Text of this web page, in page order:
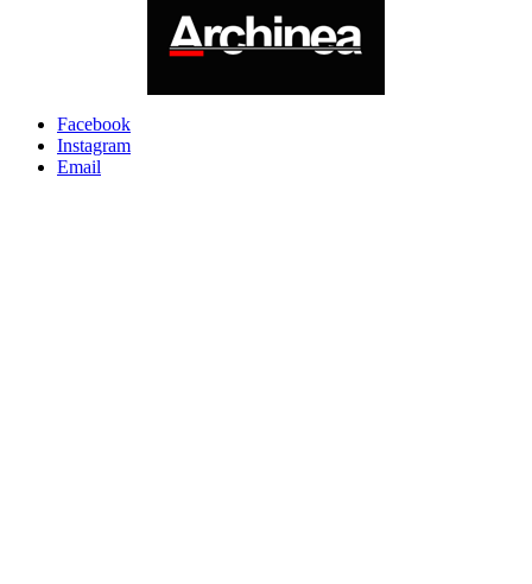
Facebook
Instagram
Email